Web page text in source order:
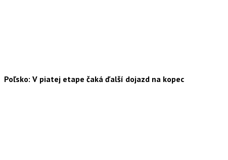
Poľsko: V piatej etape čaká ďalší dojazd na kopec